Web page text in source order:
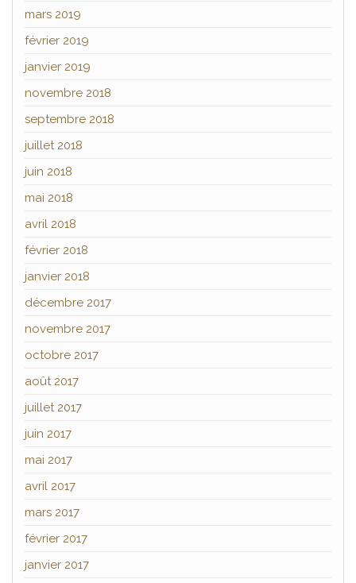
mars 2019
février 2019
janvier 2019
novembre 2018
septembre 2018
juillet 2018
juin 2018
mai 2018
avril 2018
février 2018
janvier 2018
décembre 2017
novembre 2017
octobre 2017
août 2017
juillet 2017
juin 2017
mai 2017
avril 2017
mars 2017
février 2017
janvier 2017